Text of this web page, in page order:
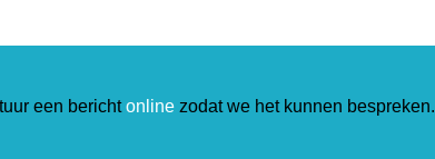
een berichtonline zodat we het kunnen bespreken.